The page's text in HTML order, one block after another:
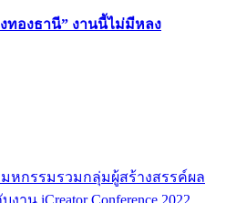
ทองธานี” งานนี้ไม่มีหลง